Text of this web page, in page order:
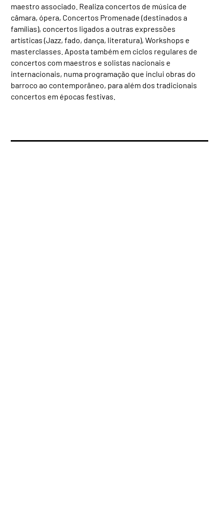
maestro associado. Realiza concertos de música de
câmara, ópera, Concertos Promenade (destinados a
famílias), concertos ligados a outras expressões
artísticas (Jazz, fado, dança, literatura), Workshops e
masterclasses. Aposta também em ciclos regulares de
concertos com maestros e solistas nacionais e
internacionais, numa programação que inclui obras do
barroco ao contemporâneo, para além dos tradicionais
concertos em épocas festivas.